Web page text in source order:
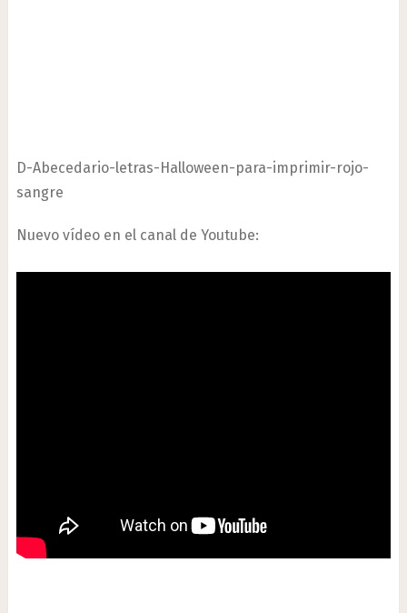
D-Abecedario-letras-Halloween-para-imprimir-rojo-
sangre
Nuevo vídeo en el canal de Youtube: